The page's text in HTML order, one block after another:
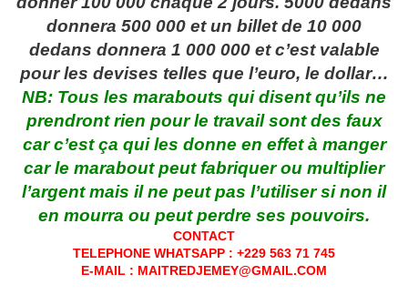
donnera 500 000 et un billet de 10 000
dedans donnera 1 000 000 et c’est valable
pour les devises telles que l’euro, le dollar…
NB: Tous les marabouts qui disent qu’ils ne
prendront rien pour le travail sont des faux
car c’est ça qui les donne en effet à manger
car le marabout peut fabriquer ou multiplier
l’argent mais il ne peut pas l’utiliser si non il
en mourra ou peut perdre ses pouvoirs.
CONTACT
TELEPHONE WHATSAPP : +229 563 71 745
E-MAIL : MAITREDJEMEY@GMAIL.COM